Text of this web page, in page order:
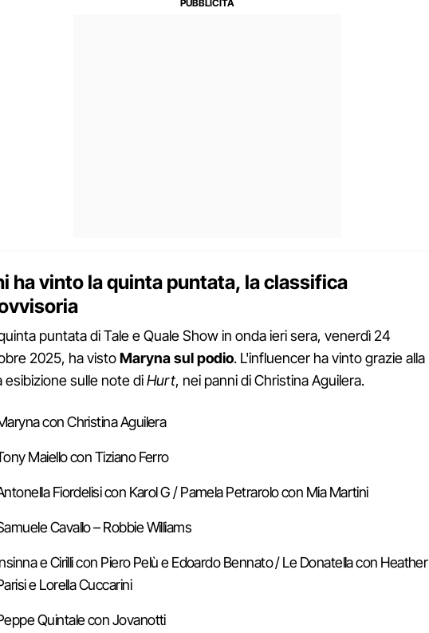
ha vinto la quinta puntata, la classifica
puntata di Tale e Quale Show in onda ieri sera, venerdì 24
2025, ha vistoMaryna sul podio. L'influencer ha vinto grazie alla
esibizione sulle note diHurt, nei panni di Christina Aguilera.
con Christina Aguilera
Maiello con Tiziano Ferro
Fiordelisi con Karol G / Pamela Petrarolo con Mia Martini
Cavallo – Robbie Williams
e Cirilli con Piero Pelù e Edoardo Bennato / Le Donatella con Heather
e Lorella Cuccarini
Quintale con Jovanotti